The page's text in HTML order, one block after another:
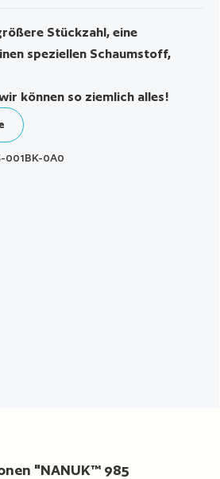
Stückzahl, eine
speziellen Schaumstoff,
können so ziemlich alles!
001BK-0A0
"NANUK™ 985